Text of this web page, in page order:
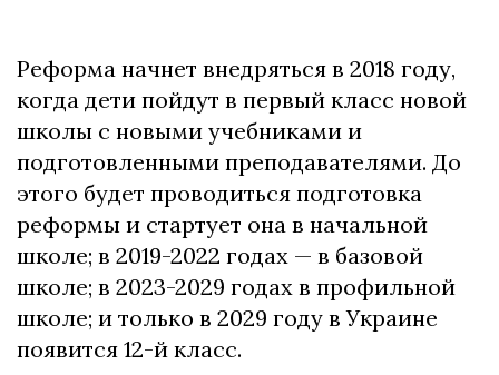
Реформа начнет внедряться в 2018 году,
когда дети пойдут в первый класс новой
школы с новыми учебниками и
подготовленными преподавателями. До
этого будет проводиться подготовка
реформы и стартует она в начальной
школе; в 2019-2022 годах — в базовой
школе; в 2023-2029 годах в профильной
школе; и только в 2029 году в Украине
появится 12-й класс.